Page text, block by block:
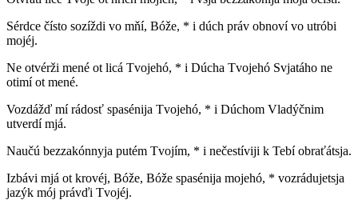
Sérdce čísto sozíždi vo mňí, Bóže, * i dúch práv obnoví vo utróbi
mojéj.
Ne otvérži mené ot licá Tvojehó, * i Dúcha Tvojehó Svjatáho ne
otimí ot mené.
Vozdážď mí rádosť spasénija Tvojehó, * i Dúchom Vladýčnim
utverdí mjá.
Naučú bezzakónnyja putém Tvojím, * i nečestíviji k Tebí obraťátsja.
Izbávi mjá ot krovéj, Bóže, Bóže spasénija mojehó, * vozrádujetsja
jazýk mój právďi Tvojéj.